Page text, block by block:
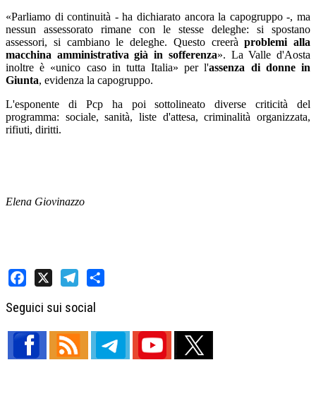
«Parliamo di continuità - ha dichiarato ancora la capogruppo -, ma
nessun assessorato rimane con le stesse deleghe: si spostano
assessori, si cambiano le deleghe. Questo creeràproblemi alla
macchina amministrativa già in sofferenza». La Valle d'Aosta
inoltre è «unico caso in tutta Italia» per l'assenza di donne in
Giunta, evidenza la capogruppo.
L'esponente di Pcp ha poi sottolineato diverse criticità del
programma: sociale, sanità, liste d'attesa, criminalità organizzata,
rifiuti, diritti.
Elena Giovinazzo
Seguici sui social